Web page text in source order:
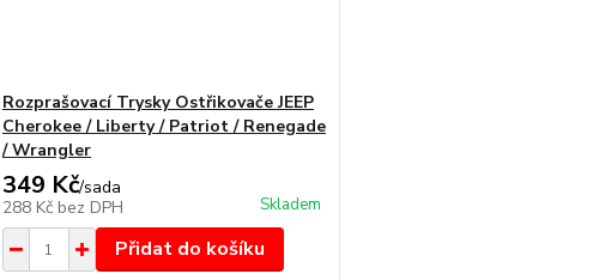
Rozprašovací Trysky Ostřikovače JEEP
Cherokee / Liberty / Patriot / Renegade
/ Wrangler
349 Kč/sada
288 Kč bez DPH Skladem
Přidat do košíku